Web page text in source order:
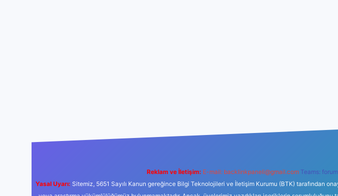
Reklam ve İletişim: E-mail: backlinkpaneli@gmail.com Teams:
Yasal Uyarı: Sitemiz, 5651 Sayılı Kanun gereğince Bilgi Teknolojileri ve İletişim Kurumu (BTK) tarafından